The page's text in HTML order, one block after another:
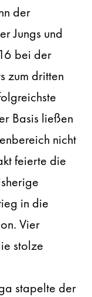
der
Jungs und
bei der
zum dritten
Basis ließen
nicht
feierte die
in die
Vier
stolze
stapelte der